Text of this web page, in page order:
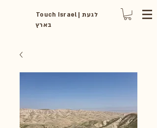
Touch Israel | לגעת
בארץ